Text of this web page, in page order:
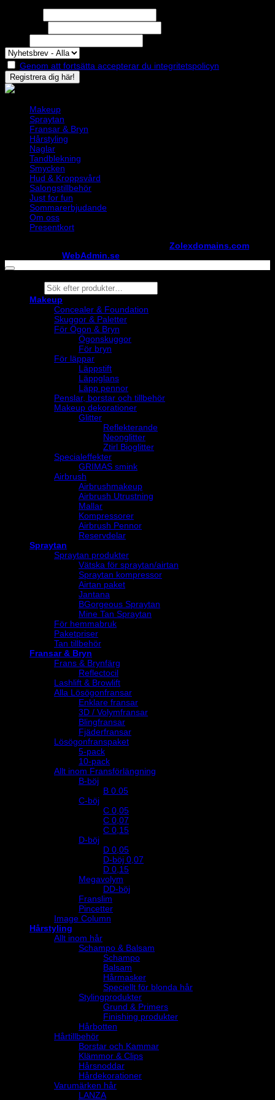
Genom att fortsätta accepterar du integritetspolicyn
Makeup
Spraytan
Fransar & Bryn
Hårstyling
Naglar
Tandblekning
Smycken
Hud & Kroppsvård
Salongstillbehör
Just for fun
Sommarerbjudande
Om oss
Presentkort
Zolexdomains.com
WebAdmin.se
Products
search
Makeup
Concealer & Foundation
Skuggor & Paletter
För Ögon & Bryn
Ögonskuggor
För bryn
För läppar
Läppstift
Läppglans
Läpp pennor
Penslar, borstar och tillbehör
Makeup dekorationer
Glitter
Reflekterande
Neonglitter
Ztirl Bioglitter
Specialeffekter
GRIMAS smink
Airbrush
Airbrushmakeup
Airbrush Utrustning
Mallar
Kompressorer
Airbrush Pennor
Reservdelar
Spraytan
Spraytan produkter
Vätska för spraytan/airtan
Spraytan kompressor
Airtan paket
Jantana
BGorgeous Spraytan
Mine Tan Spraytan
För hemmabruk
Paketpriser
Tan tillbehör
Fransar & Bryn
Frans & Brynfärg
Reflectocil
Lashlift & Browlift
Alla Lösögonfransar
Enklare fransar
3D / Volymfransar
Blingfransar
Fjäderfransar
Lösögonfranspaket
5-pack
10-pack
Allt inom Fransförlängning
B-böj
B 0.05
C-böj
C 0,05
C 0,07
C 0,15
D-böj
D 0,05
D-böj 0,07
D 0,15
Megavolym
DD-böj
Franslim
Pincetter
Image Column
Hårstyling
Allt inom hår
Schampo & Balsam
Schampo
Balsam
Hårmasker
Speciellt för blonda hår
Stylingprodukter
Grund & Primers
Finishing produkter
Hårbotten
Hårtillbehör
Borstar och Kammar
Klämmor & Clips
Hårsnoddar
Hårdekorationer
Varumärken hår
LANZA